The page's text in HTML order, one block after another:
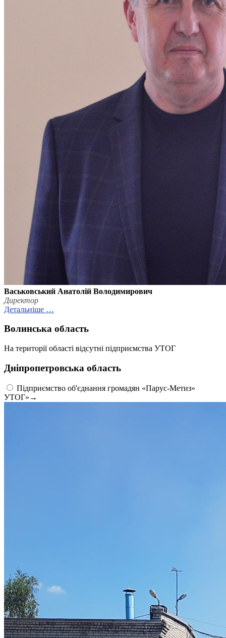
Васьковський Анатолій Володимирович
Директор
Детальніше …
Волинська область
На території області відсутні підприємства УТОГ
Дніпропетровська область
Підприємство об'єднання громадян «Парус-Метиз»
УТОГ» →